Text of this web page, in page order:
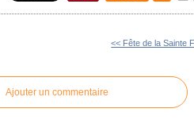
<< Fête de la Sainte
Ajouter un commentaire